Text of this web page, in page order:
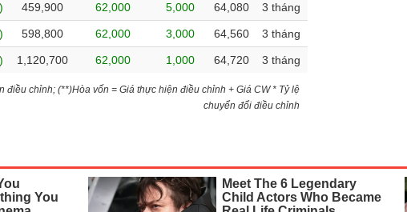
459,900 62,000 5,000 64,080 3 tháng
598,800 62,000 3,000 64,560 3 tháng
1,120,700 62,000 1,000 64,720 3 tháng
chỉnh; (**)Hòa vốn = Giá thực hiện điều chỉnh + Giá CW * Tỷ lệ
chuyển đổi điều chỉnh